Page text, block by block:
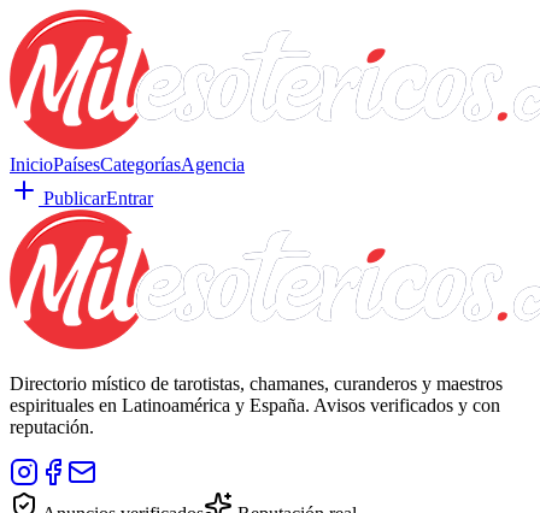
InicioPaísesCategoríasAgencia
PublicarEntrar
Directorio místico de tarotistas, chamanes, curanderos y maestros
espirituales en Latinoamérica y España. Avisos verificados y con
reputación.